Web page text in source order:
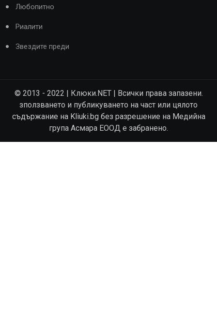
Любопитно
Риалити
Звездите преди
© 2013 - 2022 | Клюки.NET | Всички права запазени.
зползването и публикуването на част или цялото
съдържание на Kliuki.bg без разрешение на Медийна
група Асмара ЕООД е забранено.